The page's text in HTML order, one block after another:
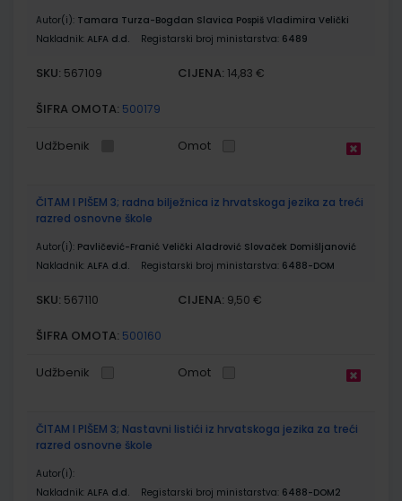
Autor(i): Tamara Turza-Bogdan Slavica Pospiš Vladimira Velički
Nakladnik: ALFA d.d. Registarski broj ministarstva: 6489
SKU: 567109 CIJENA: 14,83 €
ŠIFRA OMOTA: 500179
Udžbenik Omot
ČITAM I PIŠEM 3; radna bilježnica iz hrvatskoga jezika za treći
razred osnovne škole
Autor(i): Pavličević-Franić Velički Aladrović Slovaček Domišljanović
Nakladnik: ALFA d.d. Registarski broj ministarstva: 6488-DOM
SKU: 567110 CIJENA: 9,50 €
ŠIFRA OMOTA: 500160
Udžbenik Omot
ČITAM I PIŠEM 3; Nastavni listići iz hrvatskoga jezika za treći
razred osnovne škole
Autor(i):
Nakladnik: ALFA d.d. Registarski broj ministarstva: 6488-DOM2